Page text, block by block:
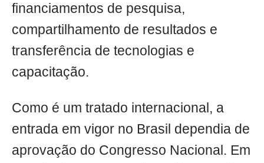
financiamentos de pesquisa,
compartilhamento de resultados e
transferência de tecnologias e
capacitação.
Como é um tratado internacional, a
entrada em vigor no Brasil dependia de
aprovação do Congresso Nacional. Em